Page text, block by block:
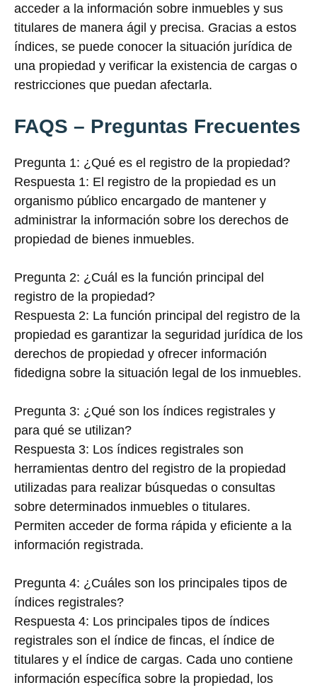
acceder a la información sobre inmuebles y sus
titulares de manera ágil y precisa. Gracias a estos
índices, se puede conocer la situación jurídica de
una propiedad y verificar la existencia de cargas o
restricciones que puedan afectarla.
FAQS – Preguntas Frecuentes
Pregunta 1: ¿Qué es el registro de la propiedad?
Respuesta 1: El registro de la propiedad es un
organismo público encargado de mantener y
administrar la información sobre los derechos de
propiedad de bienes inmuebles.
Pregunta 2: ¿Cuál es la función principal del
registro de la propiedad?
Respuesta 2: La función principal del registro de la
propiedad es garantizar la seguridad jurídica de los
derechos de propiedad y ofrecer información
fidedigna sobre la situación legal de los inmuebles.
Pregunta 3: ¿Qué son los índices registrales y
para qué se utilizan?
Respuesta 3: Los índices registrales son
herramientas dentro del registro de la propiedad
utilizadas para realizar búsquedas o consultas
sobre determinados inmuebles o titulares.
Permiten acceder de forma rápida y eficiente a la
información registrada.
Pregunta 4: ¿Cuáles son los principales tipos de
índices registrales?
Respuesta 4: Los principales tipos de índices
registrales son el índice de fincas, el índice de
titulares y el índice de cargas. Cada uno contiene
información específica sobre la propiedad, los